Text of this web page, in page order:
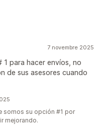
7 novembre 2025
1 para hacer envíos, no
de sus asesores cuando
somos su opción #1 por
mejorando.